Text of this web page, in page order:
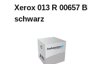
Xerox 013 R 00657
schwarz